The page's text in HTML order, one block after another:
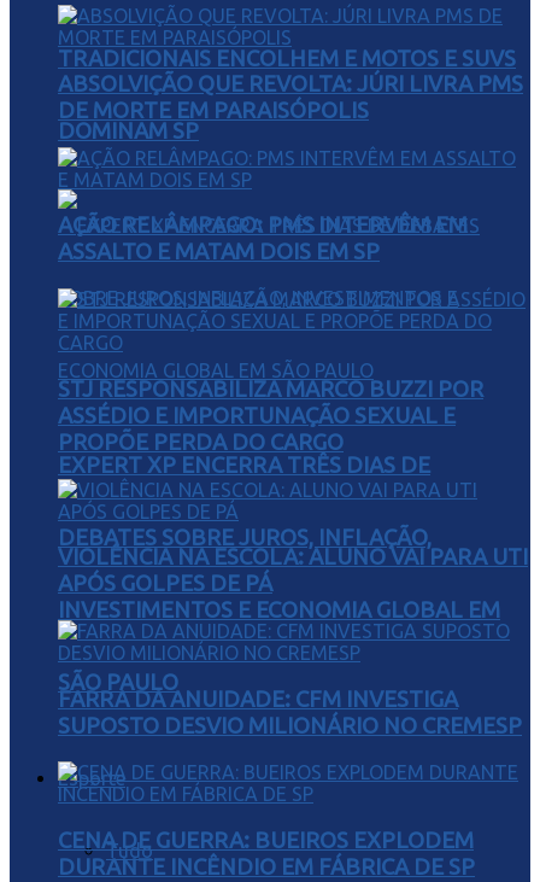
TRADICIONAIS ENCOLHEM E MOTOS E SUVS
DOMINAM SP
EXPERT XP ENCERRA TRÊS DIAS DE
DEBATES SOBRE JUROS, INFLAÇÃO,
INVESTIMENTOS E ECONOMIA GLOBAL EM
SÃO PAULO
Esporte
Tudo
ABSOLVIÇÃO QUE REVOLTA: JÚRI LIVRA PMS
DE MORTE EM PARAISÓPOLIS
AÇÃO RELÂMPAGO: PMS INTERVÊM EM
ASSALTO E MATAM DOIS EM SP
STJ RESPONSABILIZA MARCO BUZZI POR
ASSÉDIO E IMPORTUNAÇÃO SEXUAL E
PROPÕE PERDA DO CARGO
VIOLÊNCIA NA ESCOLA: ALUNO VAI PARA UTI
APÓS GOLPES DE PÁ
FARRA DA ANUIDADE: CFM INVESTIGA
SUPOSTO DESVIO MILIONÁRIO NO CREMESP
CENA DE GUERRA: BUEIROS EXPLODEM
DURANTE INCÊNDIO EM FÁBRICA DE SP